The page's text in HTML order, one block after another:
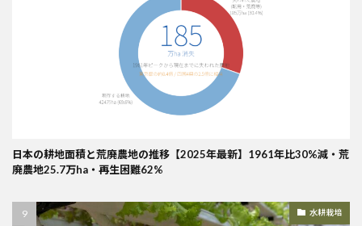
日本の耕地面積と荒廃農地の推移【2025年最新】1961年比30%減・荒
廃農地25.7万ha・再生困難62%
水耕栽培